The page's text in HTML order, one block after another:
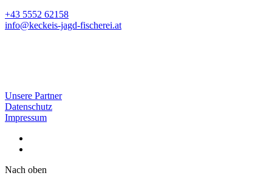
+43 5552 62158
info@keckeis-jagd-fischerei.at
Unsere Partner
Datenschutz
Impressum
Nach oben